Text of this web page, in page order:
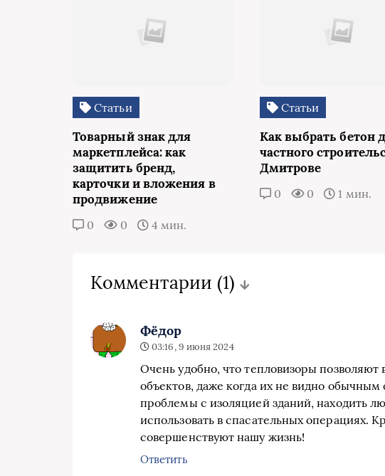
Статьи
Товарный знак для
маркетплейса: как
защитить бренд,
карточки и вложения в
продвижение
0 0 4 мин.
Статьи
Как выбрать бетон
частного
Дмитрове
0 0 1 мин.
Комментарии (1)
Фёдор
03:16, 9 июня 2024
Очень удобно, что тепловизоры позволяют
объектов, даже когда их не видно
проблемы с изоляцией зданий, находить
использовать в спасательных операциях.
совершенствуют нашу жизнь!
Ответить